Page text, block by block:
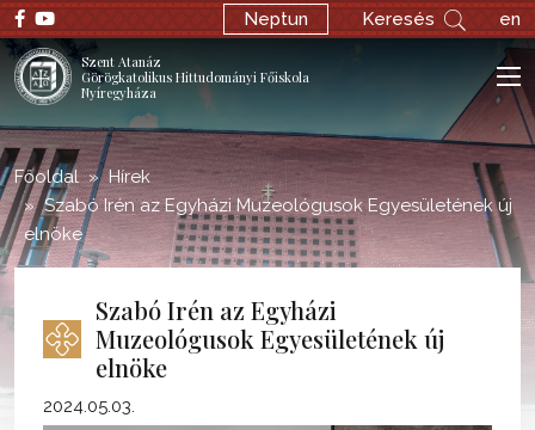
; Neptun Keresés en
Szent Atanáz
Görögkatolikus Hittudományi Főiskola
Nyíregyháza
Főoldal
Hírek
Szabó Irén az Egyházi Muzeológusok Egyesületének új
elnöke
Szabó Irén az Egyházi
Muzeológusok Egyesületének új
elnöke
2024.05.03.